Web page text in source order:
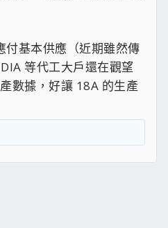
基本供應（近期雖然傳
等代工大戶還在觀望
數據，好讓 18A 的生產